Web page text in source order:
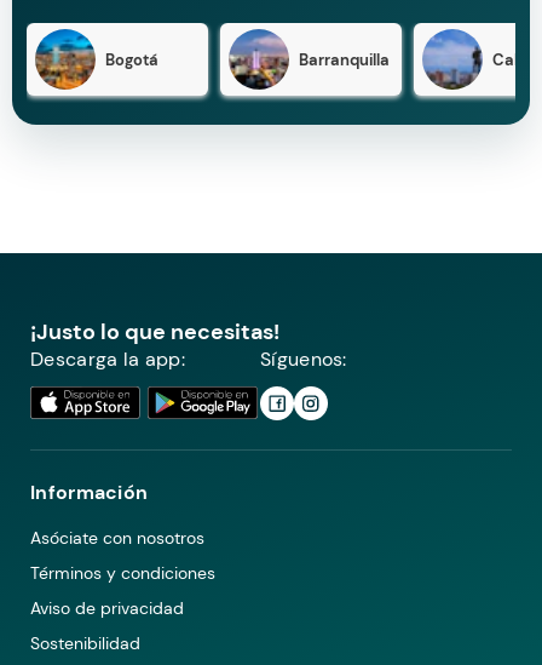
Bogotá Barranquilla Cali
¡Justo lo que necesitas!
Descarga la app: Síguenos:
Información
Asóciate con nosotros
Términos y condiciones
Aviso de privacidad
Sostenibilidad